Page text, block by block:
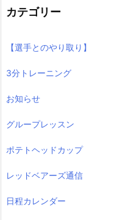
カテゴリー
【選手とのやり取り】
3分トレーニング
お知らせ
グループレッスン
ポテトヘッドカップ
レッドベアーズ通信
日程カレンダー